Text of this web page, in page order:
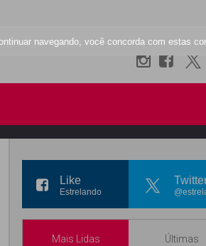
navegando, você concorda com estas
Like
Estrelando
Mais Lidas Últimas